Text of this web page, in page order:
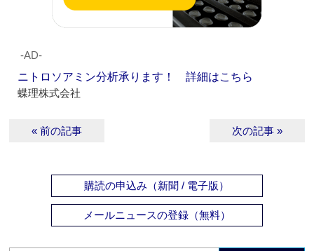
‐AD‐
ニトロソアミン分析承ります！ 詳細はこちら
蝶理株式会社
« 前の記事 次の記事 »
購読の申込み（新聞 / 電子版）
メールニュースの登録（無料）